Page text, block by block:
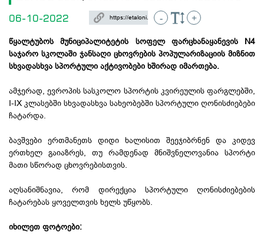
06-10-2022 - +
წყალტუბოს მუნიციპალიტეტის სოფელ ფარცხანაყანევის N4
საჯარო სკოლაში ჯანსაღი ცხოვრების პოპულარიზაციის მიზნით
სხვადასხვა სპორტული აქტივობები ხშირად იმართება.
ამჯერად, ევროპის სასკოლო სპორტის კვირეულის ფარგლებში,
I-IX კლასებში სხვადასხვა სახეობებში სპორტული ღონისძიებები
ჩატარდა.
ბავშვები ერთმანეთს დიდი ხალისით შეეჯიბრნენ და კიდევ
ერთხელ გაიაზრეს, თუ რამდენად მნიშვნელოვანია სპორტი
მათი სწორად ცხოვრებისთვის.
აღსანიშნავია, რომ დირექცია სპორტული ღონისძიებების
ჩატარებას ყოველთვის ხელს უწყობს.
იხილეთ ფოტოები: